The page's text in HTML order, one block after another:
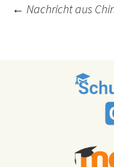
Post
← Nachricht aus